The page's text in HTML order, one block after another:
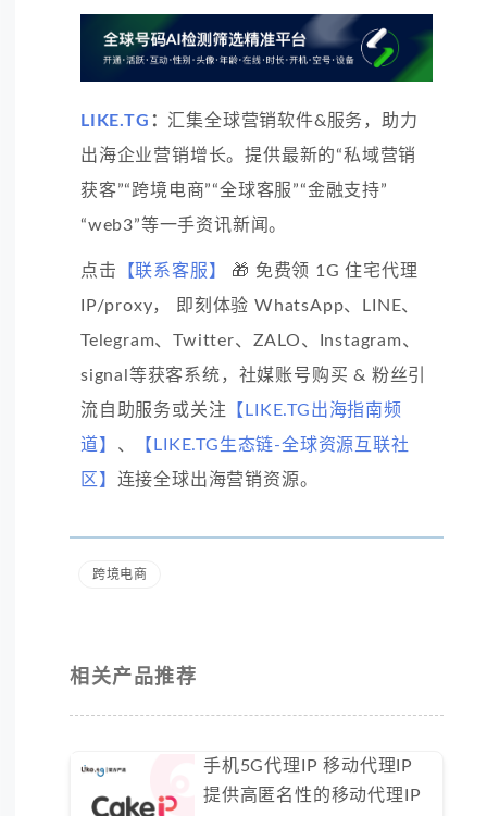
LIKE.TG ： 汇集全球营销软件&服务，助力
出海企业营销增长。提供最新的“私域营销
获客”“跨境电商”“全球客服”“金融支持”
“web3”等一手资讯新闻。
点击 【联系客服】
🎁 免费领 1G 住宅代理
IP/proxy， 即刻体验 WhatsApp、LINE、
Telegram、Twitter、ZALO、Instagram、
signal等获客系统，社媒账号购买 & 粉丝引
流自助服务或关注 【LIKE.TG出海指南频
道】 、
【LIKE.TG生态链-全球资源互联社
区】 连接全球出海营销资源。
跨境电商
相关产品推荐
手机5G代理IP 移动代理IP
提供高匿名性的移动代理IP